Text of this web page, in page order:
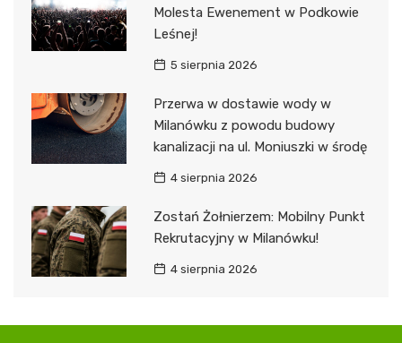
Molesta Ewenement w Podkowie
Leśnej!
5 sierpnia 2026
Przerwa w dostawie wody w
Milanówku z powodu budowy
kanalizacji na ul. Moniuszki w środę
4 sierpnia 2026
Zostań Żołnierzem: Mobilny Punkt
Rekrutacyjny w Milanówku!
4 sierpnia 2026